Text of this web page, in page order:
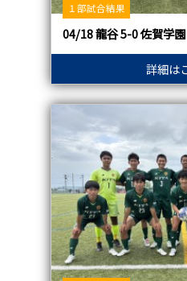
１部試合結果
04/18 龍谷 5-0 佐賀学園
詳細は